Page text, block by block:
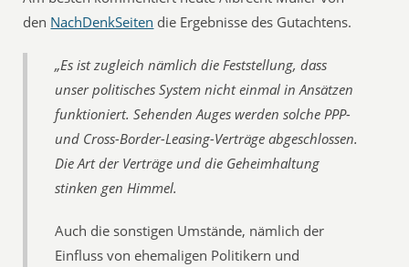
den NachDenkSeiten die Ergebnisse des Gutachtens.
„Es ist zugleich nämlich die Feststellung, dass
unser politisches System nicht einmal in Ansätzen
funktioniert. Sehenden Auges werden solche PPP-
und Cross-Border-Leasing-Verträge abgeschlossen.
Die Art der Verträge und die Geheimhaltung
stinken gen Himmel.
Auch die sonstigen Umstände, nämlich der
Einfluss von ehemaligen Politikern und